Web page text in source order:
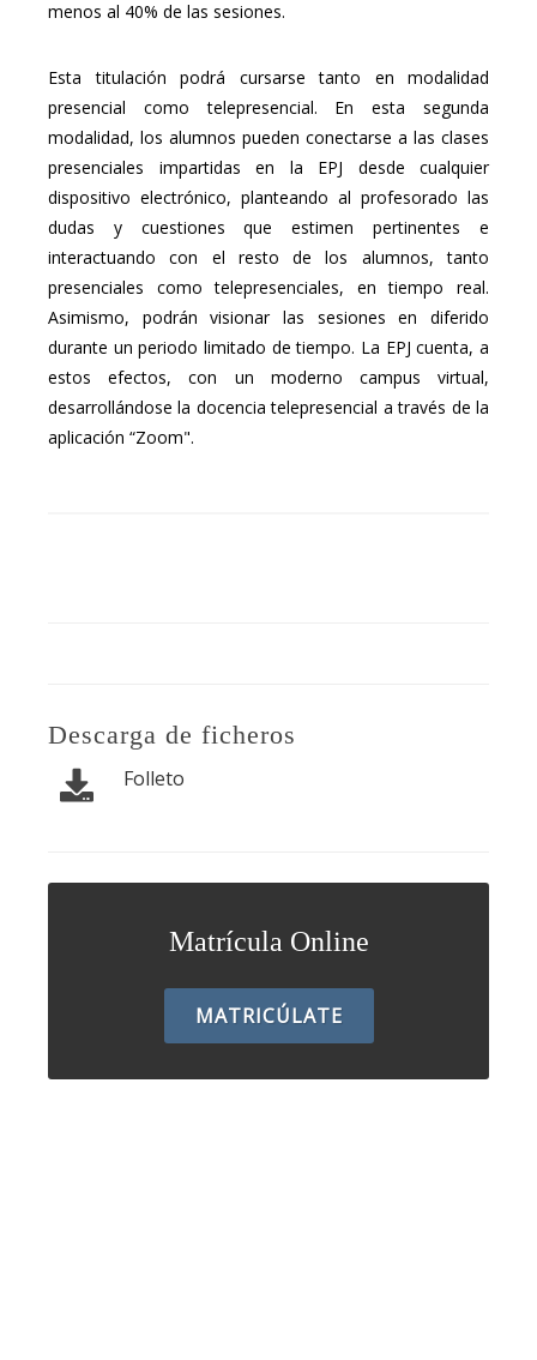
menos al 40% de las sesiones.
Esta titulación podrá cursarse tanto en modalidad
presencial como telepresencial. En esta segunda
modalidad, los alumnos pueden conectarse a las clases
presenciales impartidas en la EPJ desde cualquier
dispositivo electrónico, planteando al profesorado las
dudas y cuestiones que estimen pertinentes e
interactuando con el resto de los alumnos, tanto
presenciales como telepresenciales, en tiempo real.
Asimismo, podrán visionar las sesiones en diferido
durante un periodo limitado de tiempo. La EPJ cuenta, a
estos efectos, con un moderno campus virtual,
desarrollándose la docencia telepresencial a través de la
aplicación “Zoom".
Descarga de ficheros
Folleto
Matrícula Online
MATRICÚLATE